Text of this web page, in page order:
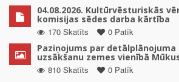
04.08.2026. Kultūrvēsturiskās
komisijas sēdes darba kārtība
170 Skatīts
0 Patīk
Paziņojums par
uzsākšanu zemes vienībā
810 Skatīts
0 Patīk